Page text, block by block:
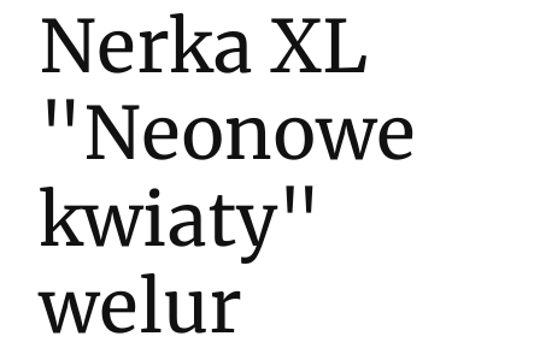
Nerka XL
"Neonowe
kwiaty"
welur